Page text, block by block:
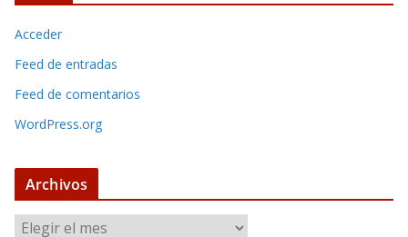
Acceder
Feed de entradas
Feed de comentarios
WordPress.org
Archivos